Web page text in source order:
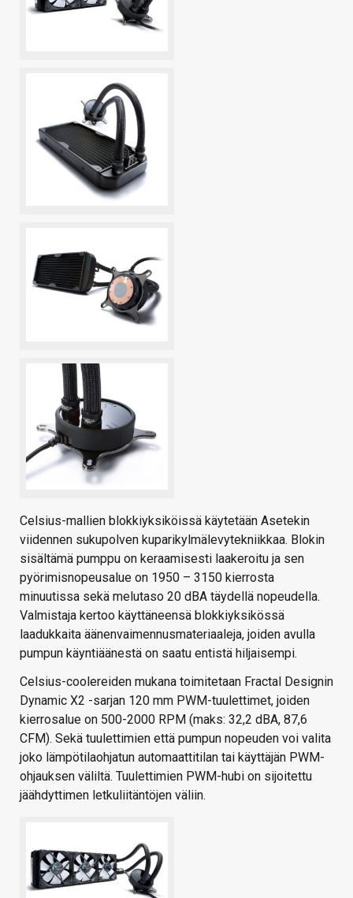
Celsius-mallien blokkiyksiköissä käytetään Asetekin
viidennen sukupolven kuparikylmälevytekniikkaa. Blokin
sisältämä pumppu on keraamisesti laakeroitu ja sen
pyörimisnopeusalue on 1950 – 3150 kierrosta
minuutissa sekä melutaso 20 dBA täydellä nopeudella.
Valmistaja kertoo käyttäneensä blokkiyksikössä
laadukkaita äänenvaimennusmateriaaleja, joiden avulla
pumpun käyntiäänestä on saatu entistä hiljaisempi.
Celsius-coolereiden mukana toimitetaan Fractal Designin
Dynamic X2 -sarjan 120 mm PWM-tuulettimet, joiden
kierrosalue on 500-2000 RPM (maks: 32,2 dBA, 87,6
CFM). Sekä tuulettimien että pumpun nopeuden voi valita
joko lämpötilaohjatun automaattitilan tai käyttäjän PWM-
ohjauksen väliltä. Tuulettimien PWM-hubi on sijoitettu
jäähdyttimen letkuliitäntöjen väliin.